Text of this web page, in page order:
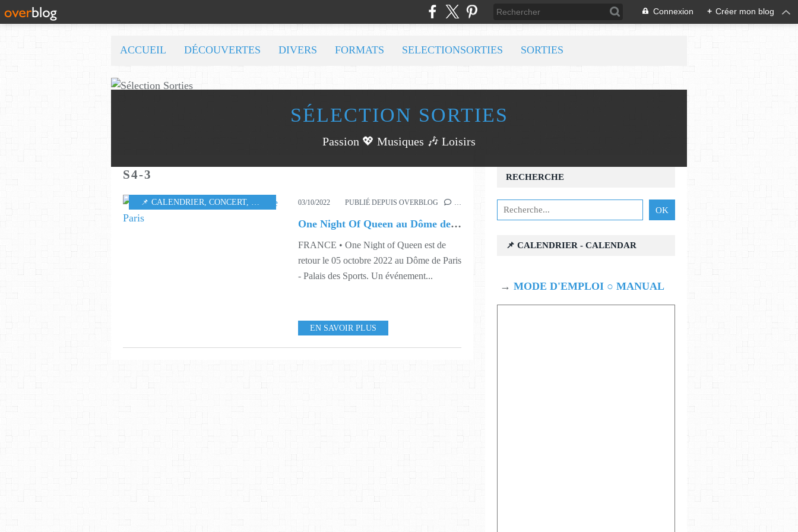
Connexion + Créer mon blog
SÉLECTION SORTIES
Passion 💖 Musiques 🎶 Loisirs
ACCUEIL DÉCOUVERTES DIVERS FORMATS SELECTIONSORTIES SORTIES
S4-3
📌 CALENDRIER, CONCERT, MUSIQUE S38,S4-3
03/10/2022 PUBLIÉ DEPUIS OVERBLOG …
One Night Of Queen au Dôme de Paris
FRANCE • One Night of Queen est de
retour le 05 octobre 2022 au Dôme de Paris
- Palais des Sports. Un événement...
EN SAVOIR PLUS
RECHERCHE
📌 CALENDRIER - CALENDAR
→ MODE D'EMPLOI ○ MANUAL